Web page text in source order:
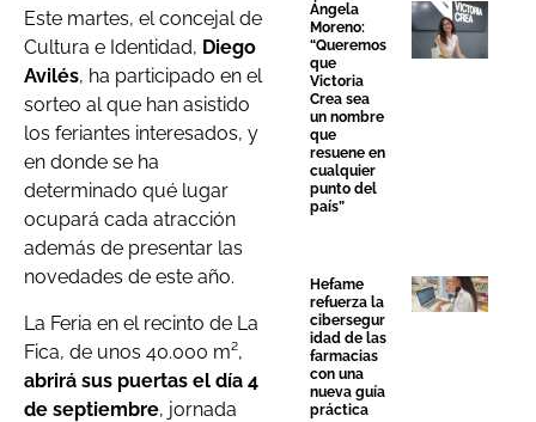
Este martes, el concejal de
Cultura e Identidad, Diego
Avilés, ha participado en el
sorteo al que han asistido
los feriantes interesados, y
en donde se ha
determinado qué lugar
ocupará cada atracción
además de presentar las
novedades de este año.
La Feria en el recinto de La
Fica, de unos 40.000 m²,
abrirá sus puertas el día 4
de septiembre, jornada
Ángela
Moreno:
“Queremos
que
Victoria
Crea sea
un nombre
que
resuene en
cualquier
punto del
país”
Hefame
refuerza la
cibersegur
idad de las
farmacias
con una
nueva guía
práctica